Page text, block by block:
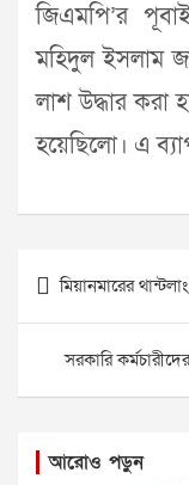
জিএমপি’র
মহিদুল ইসলাম
লাশ উদ্ধার
হয়েছিলো। এ
Post
navigation
মিয়ানমারের
সরকারি
আরোও পড়ুন